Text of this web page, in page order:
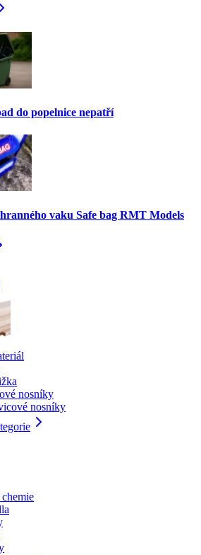
do popelnice nepatří
vaku Safe bag RMT Models
nosníky
nosníky